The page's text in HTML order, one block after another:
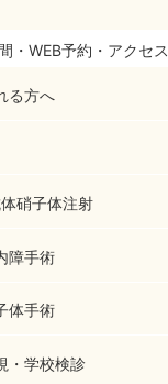
・WEB予約・アクセス
る方へ
硝子体注射
障手術
体手術
・学校検診